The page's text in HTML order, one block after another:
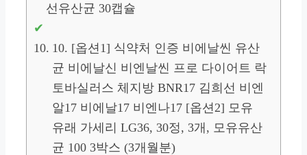
선유산균 30캡슐
10. [옵션1] 식약처 인증 비에날씬 유산
균 비에날신 비엔날씬 프로 다이어트 락
토바실러스 체지방 BNR17 김희선 비엔
알17 비에날17 비엔나17 [옵션2] 모유
유래 가세리 LG36, 30정, 3개, 모유유산
균 100 3박스 (3개월분)